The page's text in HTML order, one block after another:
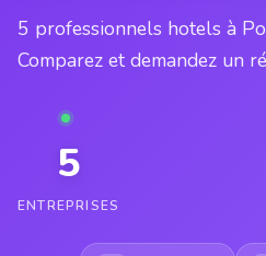
5 professionnels hotels à
Comparez et demandez un
5
ENTREPRISES